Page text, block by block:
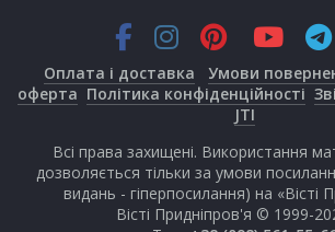
Оплата і доставка Умови
оферта Політика конфіденційності
JTI
Всі права захищені. Використання
дозволяється тільки за умови
видань - гіперпосилання) на «Вісті
Вісті Придніпров'я © 1999-